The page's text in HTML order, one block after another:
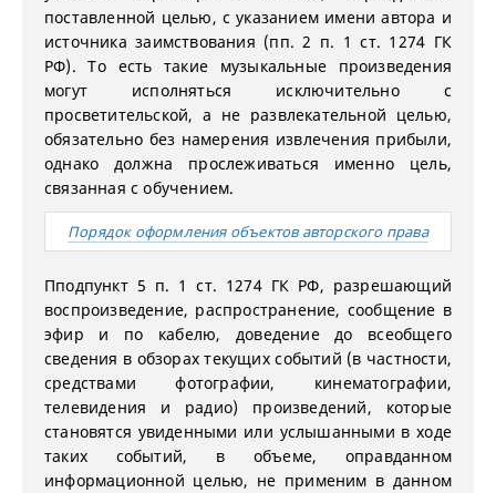
поставленной целью, с указанием имени автора и
источника заимствования (пп. 2 п. 1 ст. 1274 ГК
РФ). То есть такие музыкальные произведения
могут исполняться исключительно с
просветительской, а не развлекательной целью,
обязательно без намерения извлечения прибыли,
однако должна прослеживаться именно цель,
связанная с обучением.
Порядок оформления объектов авторского права
Пподпункт 5 п. 1 ст. 1274 ГК РФ, разрешающий
воспроизведение, распространение, сообщение в
эфир и по кабелю, доведение до всеобщего
сведения в обзорах текущих событий (в частности,
средствами фотографии, кинематографии,
телевидения и радио) произведений, которые
становятся увиденными или услышанными в ходе
таких событий, в объеме, оправданном
информационной целью, не применим в данном